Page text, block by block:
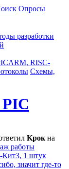
Опросы
разработки
ARM, RISC-
Схемы,
Kpoк на
работы
Кит3, 1 штук
значит где-то